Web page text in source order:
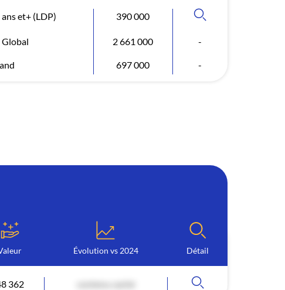
et+ (LDP) 390 000
2 661 000 -
697 000 -
Évolution vs 2024 Détail
362 contenu caché